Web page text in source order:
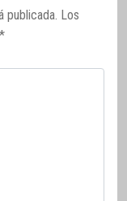
publicada. Los
*